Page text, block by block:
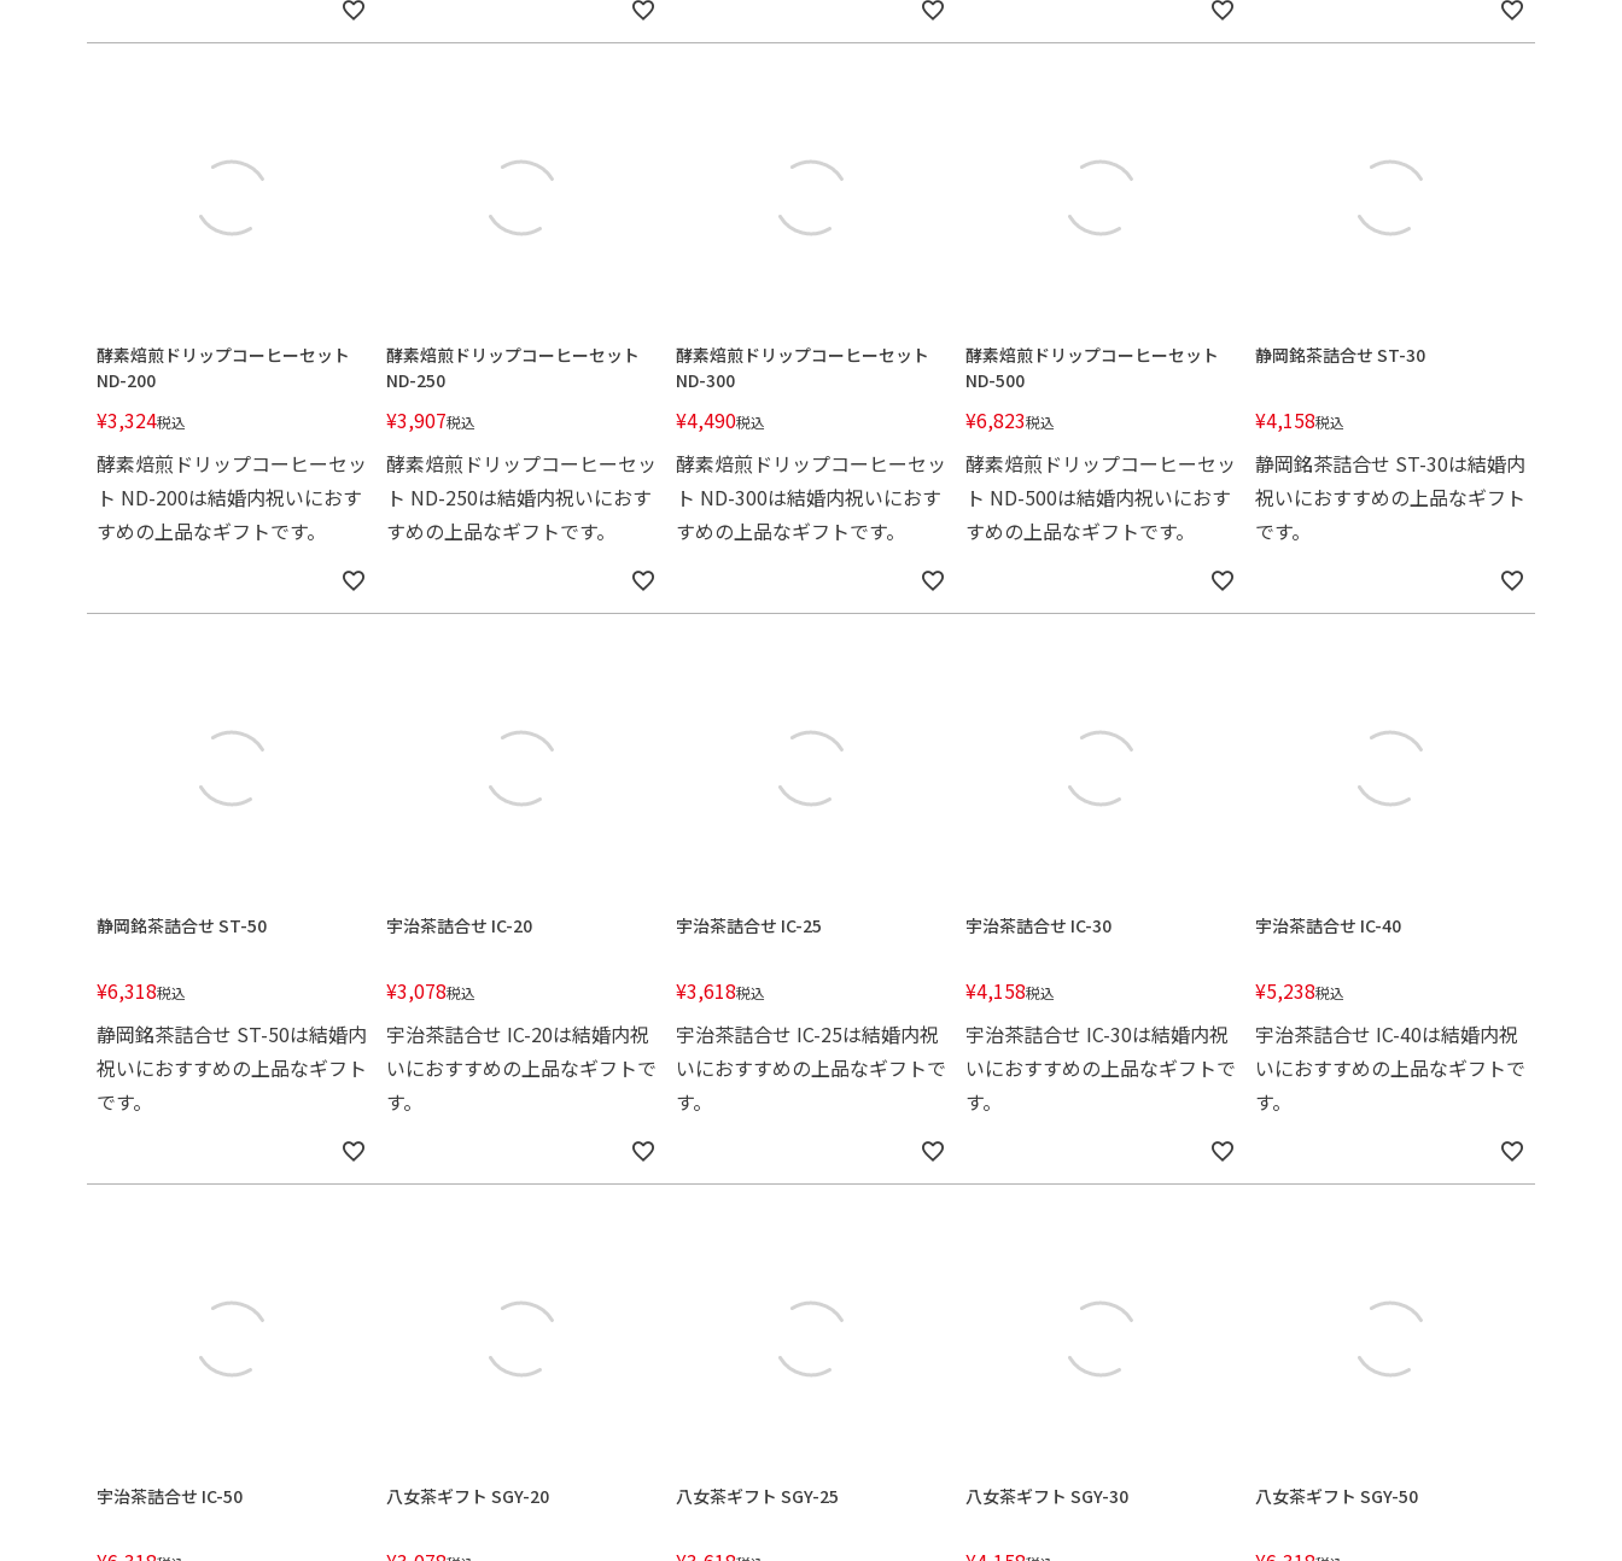
酵素焙煎ドリップコーヒーセット
ND-200
¥3,324税込
酵素焙煎ドリップコーヒーセッ
ト ND-200は結婚内祝いにおす
すめの上品なギフトです。
酵素焙煎ドリップコーヒーセット
ND-250
¥3,907税込
酵素焙煎ドリップコーヒーセッ
ト ND-250は結婚内祝いにおす
すめの上品なギフトです。
酵素焙煎ドリップコーヒーセット
ND-300
¥4,490税込
酵素焙煎ドリップコーヒーセッ
ト ND-300は結婚内祝いにおす
すめの上品なギフトです。
酵素焙煎ドリップコーヒーセット
ND-500
¥6,823税込
酵素焙煎ドリップコーヒーセッ
ト ND-500は結婚内祝いにおす
すめの上品なギフトです。
静岡銘茶詰合せ ST-30
¥4,158税込
静岡銘茶詰合せ ST-30は結婚内
祝いにおすすめの上品なギフト
です。
静岡銘茶詰合せ ST-50
¥6,318税込
静岡銘茶詰合せ ST-50は結婚内
祝いにおすすめの上品なギフト
です。
宇治茶詰合せ IC-20
¥3,078税込
宇治茶詰合せ IC-20は結婚内祝
いにおすすめの上品なギフトで
す。
宇治茶詰合せ IC-25
¥3,618税込
宇治茶詰合せ IC-25は結婚内祝
いにおすすめの上品なギフトで
す。
宇治茶詰合せ IC-30
¥4,158税込
宇治茶詰合せ IC-30は結婚内祝
いにおすすめの上品なギフトで
す。
宇治茶詰合せ IC-40
¥5,238税込
宇治茶詰合せ IC-40は結婚内祝
いにおすすめの上品なギフトで
す。
宇治茶詰合せ IC-50 八女茶ギフト SGY-20 八女茶ギフト SGY-25 八女茶ギフト SGY-30 八女茶ギフト SGY-50